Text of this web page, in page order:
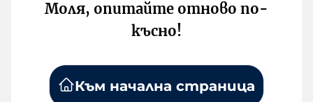
Моля, опитайте отново по-
късно!
Към начална страница